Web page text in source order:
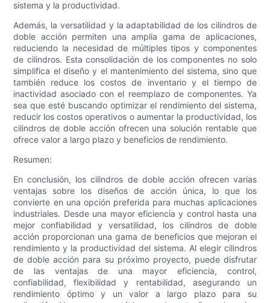
sistema y la productividad.
Además, la versatilidad y la adaptabilidad de los cilindros de
doble acción permiten una amplia gama de aplicaciones,
reduciendo la necesidad de múltiples tipos y componentes
de cilindros. Esta consolidación de los componentes no solo
simplifica el diseño y el mantenimiento del sistema, sino que
también reduce los costos de inventario y el tiempo de
inactividad asociado con el reemplazo de componentes. Ya
sea que esté buscando optimizar el rendimiento del sistema,
reducir los costos operativos o aumentar la productividad, los
cilindros de doble acción ofrecen una solución rentable que
ofrece valor a largo plazo y beneficios de rendimiento.
Resumen:
En conclusión, los cilindros de doble acción ofrecen varias
ventajas sobre los diseños de acción única, lo que los
convierte en una opción preferida para muchas aplicaciones
industriales. Desde una mayor eficiencia y control hasta una
mejor confiabilidad y versatilidad, los cilindros de doble
acción proporcionan una gama de beneficios que mejoran el
rendimiento y la productividad del sistema. Al elegir cilindros
de doble acción para su próximo proyecto, puede disfrutar
de las ventajas de una mayor eficiencia, control,
confiabilidad, flexibilidad y rentabilidad, asegurando un
rendimiento óptimo y un valor a largo plazo para su